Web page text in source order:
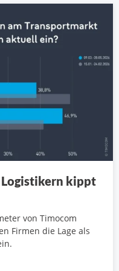
Logistikern kippt
von Timocom
Firmen die Lage als